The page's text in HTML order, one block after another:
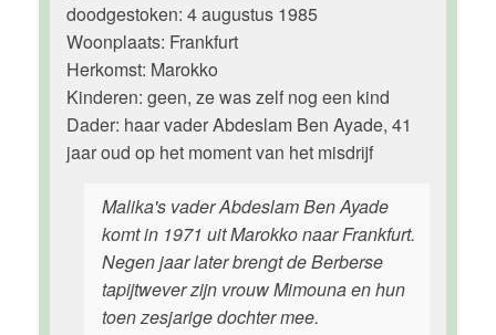
doodgestoken: 4 augustus 1985
Woonplaats: Frankfurt
Herkomst: Marokko
Kinderen: geen, ze was zelf nog een kind
Dader: haar vader Abdeslam Ben Ayade, 41
jaar oud op het moment van het misdrijf
Malika's vader Abdeslam Ben Ayade
komt in 1971 uit Marokko naar Frankfurt.
Negen jaar later brengt de Berberse
tapijtwever zijn vrouw Mimouna en hun
toen zesjarige dochter mee.